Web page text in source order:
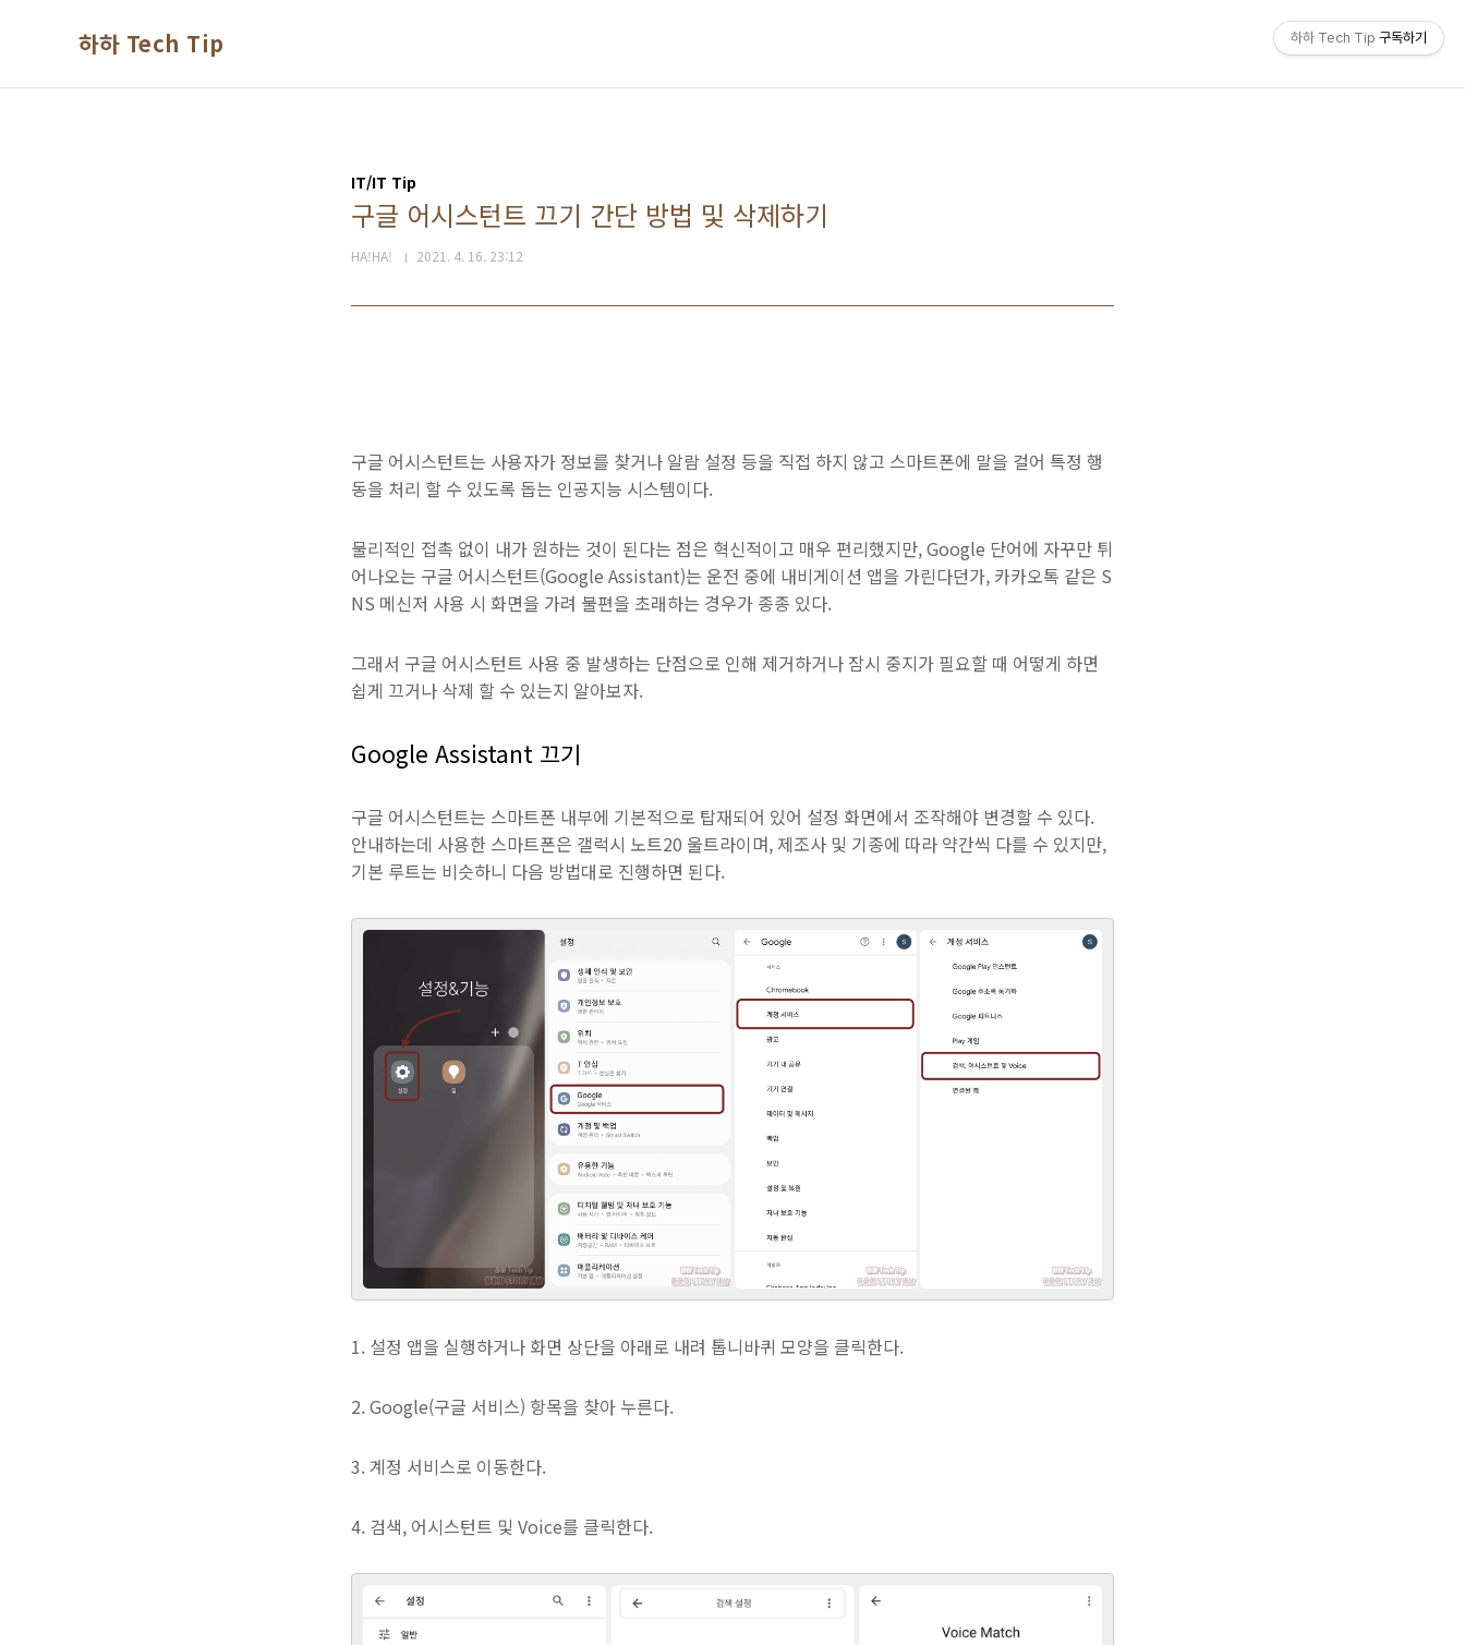
하하 Tech Tip
IT/IT Tip
구글 어시스턴트 끄기 간단 방법 및 삭제하기
HA!HA! 2021. 4. 16. 23:12
구글 어시스턴트는 사용자가 정보를 찾거나 알람 설정 등을 직접 하지 않고 스마트폰에 말을 걸어 특정 행
동을 처리 할 수 있도록 돕는 인공지능 시스템이다.
물리적인 접촉 없이 내가 원하는 것이 된다는 점은 혁신적이고 매우 편리했지만, Google 단어에 자꾸만 튀
어나오는 구글 어시스턴트(Google Assistant)는 운전 중에 내비게이션 앱을 가린다던가, 카카오톡 같은 S
NS 메신저 사용 시 화면을 가려 불편을 초래하는 경우가 종종 있다.
그래서 구글 어시스턴트 사용 중 발생하는 단점으로 인해 제거하거나 잠시 중지가 필요할 때 어떻게 하면
쉽게 끄거나 삭제 할 수 있는지 알아보자.
Google Assistant 끄기
구글 어시스턴트는 스마트폰 내부에 기본적으로 탑재되어 있어 설정 화면에서 조작해야 변경할 수 있다.
안내하는데 사용한 스마트폰은 갤럭시 노트20 울트라이며, 제조사 및 기종에 따라 약간씩 다를 수 있지만,
기본 루트는 비슷하니 다음 방법대로 진행하면 된다.
1. 설정 앱을 실행하거나 화면 상단을 아래로 내려 톱니바퀴 모양을 클릭한다.
2. Google(구글 서비스) 항목을 찾아 누른다.
3. 계정 서비스로 이동한다.
4. 검색, 어시스턴트 및 Voice를 클릭한다.
하하 Tech Tip 구독하기